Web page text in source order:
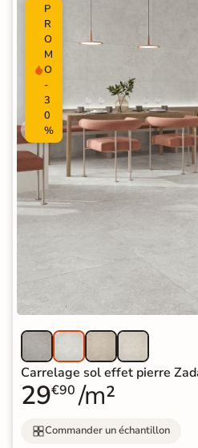
P
R
O
M
O
-
3
0
%
Carrelage sol effet pierre
29€90 /m²
Commander un échantillon